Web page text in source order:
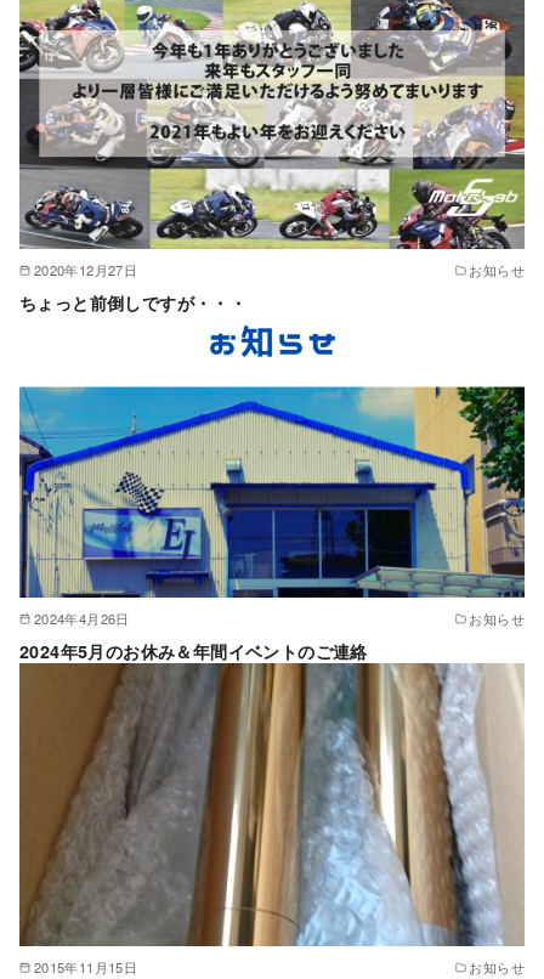
2020年12月27日 お知らせ
ちょっと前倒しですが・・・
2024年4月26日 お知らせ
2024年5月のお休み＆年間イベントのご連絡
2015年11月15日 お知らせ